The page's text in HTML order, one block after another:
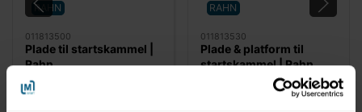
RAHN
011813500
Plade til startskammel |
Rahn
RAHN
011813530
Plade & platform til
startskammel | Rahn